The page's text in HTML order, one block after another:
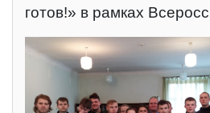
готов!» в рамках